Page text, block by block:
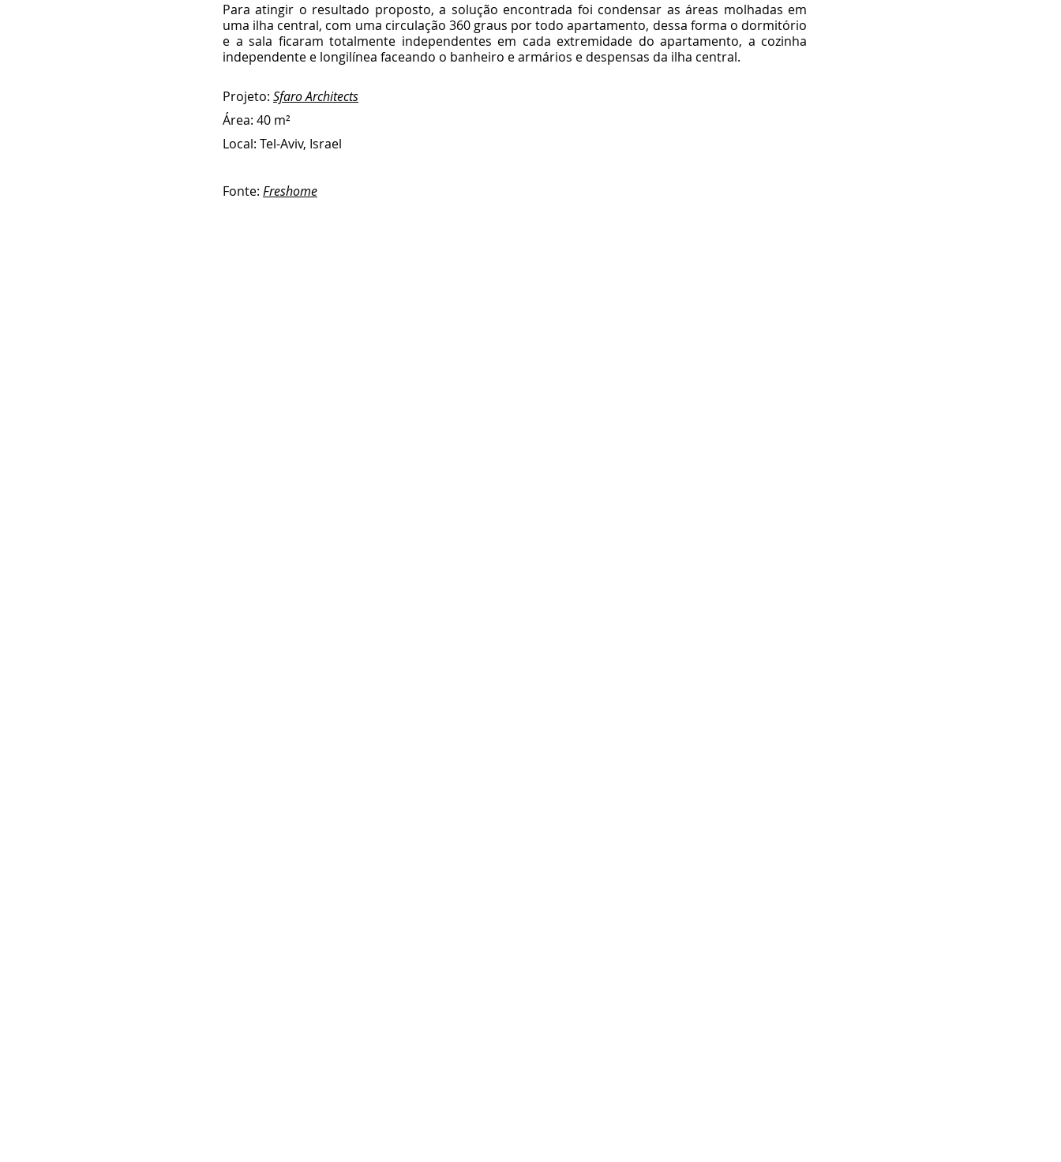
Para atingir o resultado proposto, a solução encontrada foi condensar as áreas molhadas em
uma ilha central, com uma circulação 360 graus por todo apartamento, dessa forma o dormitório
e a sala ficaram totalmente independentes em cada extremidade do apartamento, a cozinha
independente e longilínea faceando o banheiro e armários e despensas da ilha central.
Projeto: Sfaro Architects
Área: 40 m²
Local: Tel-Aviv, Israel
Fonte: Freshome